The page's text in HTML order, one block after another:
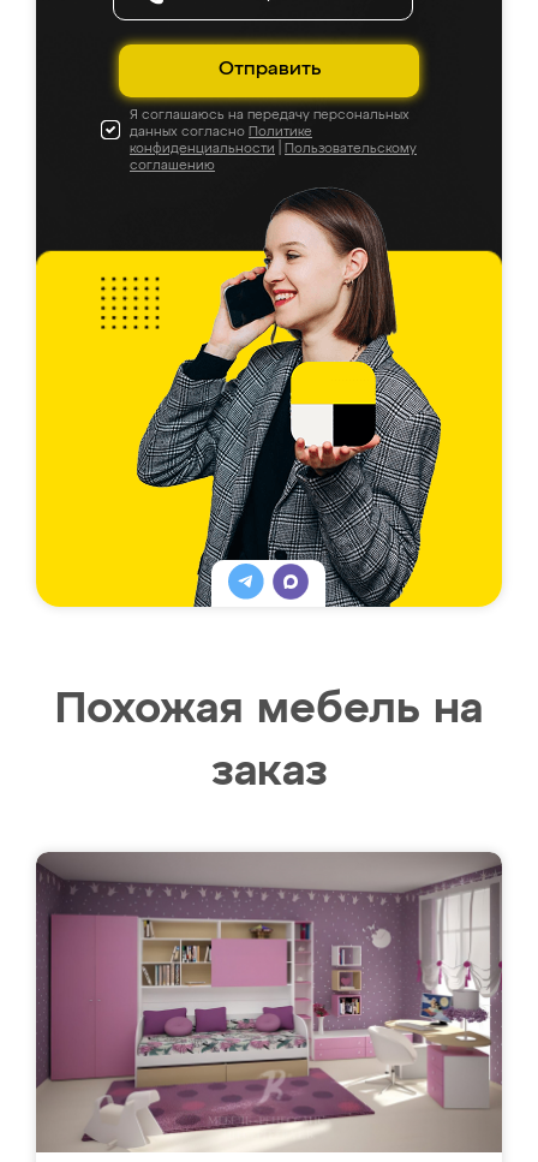
Отправить
Я соглашаюсь на передачу персональных
данных согласно Политике
конфиденциальности
Пользовательскому
соглашению
Похожая мебель на
заказ